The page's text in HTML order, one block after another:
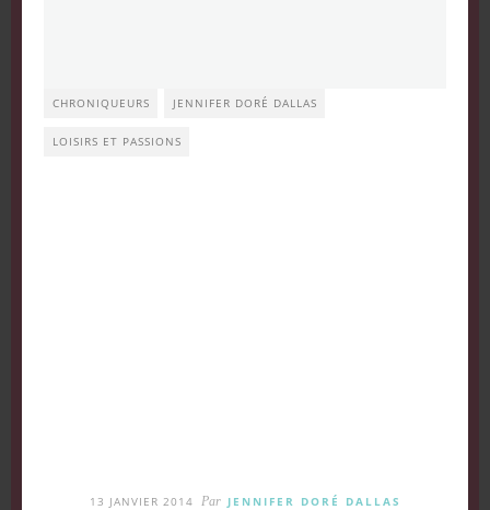
CHRONIQUEURS JENNIFER DORÉ DALLAS
LOISIRS ET PASSIONS
13 JANVIER 2014 Par JENNIFER DORÉ DALLAS